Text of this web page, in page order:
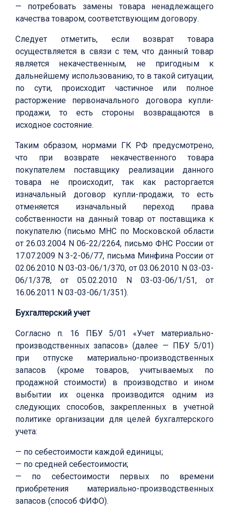
— потребовать замены товара ненадлежащего
качества товаром, соответствующим договору.
Следует отметить, если возврат товара
осуществляется в связи с тем, что данный товар
является некачественным, не пригодным к
дальнейшему использованию, то в такой ситуации,
по сути, происходит частичное или полное
расторжение первоначального договора купли-
продажи, то есть стороны возвращаются в
исходное состояние.
Таким образом, нормами ГК РФ предусмотрено,
что при возврате некачественного товара
покупателем поставщику реализации данного
товара не происходит, так как расторгается
изначальный договор купли-продажи, то есть
отменяется изначальный переход права
собственности на данный товар от поставщика к
покупателю (письмо МНС по Московской области
от 26.03.2004 N 06-22/2264, письмо ФНС России от
17.07.2009 N 3-2-06/77, письма Минфина России от
02.06.2010 N 03-03-06/1/370, от 03.06.2010 N 03-03-
06/1/378, от 05.02.2010 N 03-03-06/1/51, от
16.06.2011 N 03-03-06/1/351).
Бухгалтерский учет
Согласно п. 16 ПБУ 5/01 «Учет материально-
производственных запасов» (далее — ПБУ 5/01)
при отпуске материально-производственных
запасов (кроме товаров, учитываемых по
продажной стоимости) в производство и ином
выбытии их оценка производится одним из
следующих способов, закрепленных в учетной
политике организации для целей бухгалтерского
учета:
— по себестоимости каждой единицы;
— по средней себестоимости;
— по себестоимости первых по времени
приобретения материально-производственных
запасов (способ ФИФО).